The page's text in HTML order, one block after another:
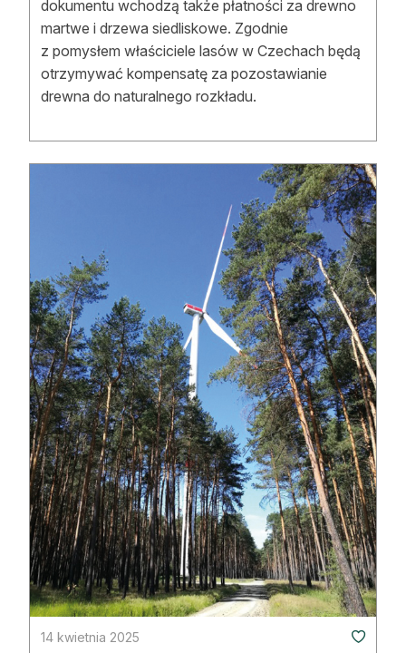
dokumentu wchodzą także płatności za drewno
martwe i drzewa siedliskowe. Zgodnie
z pomysłem właściciele lasów w Czechach będą
otrzymywać kompensatę za pozostawianie
drewna do naturalnego rozkładu.
14 kwietnia 2025